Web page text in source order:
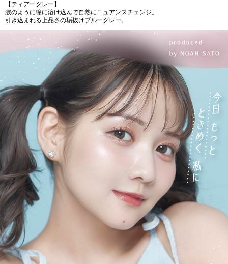
【ティアーグレー】
涙のように瞳に溶け込んで自然にニュアンスチェンジ。
引き込まれる上品さの垢抜けブルーグレー。